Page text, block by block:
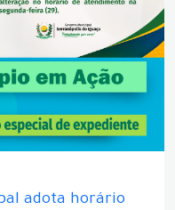
adota horário